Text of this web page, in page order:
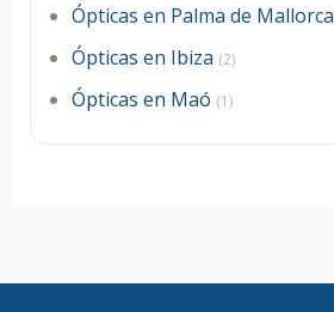
Ópticas en Palma de Mallorca
Ópticas en Ibiza (2)
Ópticas en Maó (1)